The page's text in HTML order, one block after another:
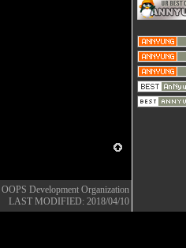
OOPS Development Organization
LAST MODIFIED: 2018/04/10